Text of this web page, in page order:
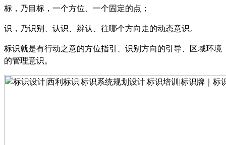
标，乃目标，一个方位、一个固定的点；
识，乃识别、认识、辨认、往哪个方向走的动态意识。
标识就是有行动之意的方位指引、识别方向的引导、区域环境
的管理意识。